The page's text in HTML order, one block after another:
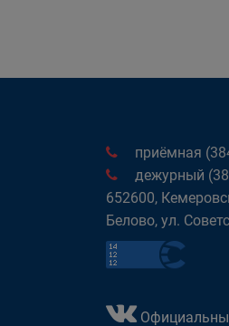
приёмная
дежурный
652600,
Белово, ул.